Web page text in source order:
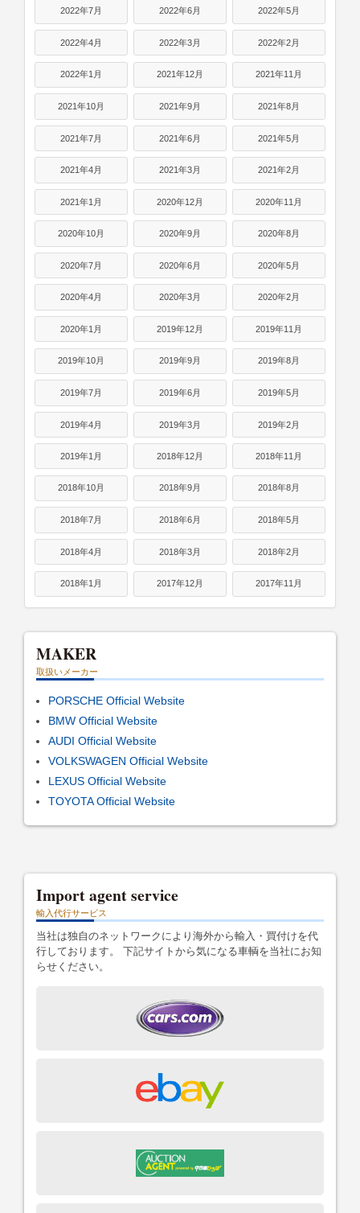
2022年7月 2022年6月 2022年5月
2022年4月 2022年3月 2022年2月
2022年1月 2021年12月 2021年11月
2021年10月 2021年9月 2021年8月
2021年7月 2021年6月 2021年5月
2021年4月 2021年3月 2021年2月
2021年1月 2020年12月 2020年11月
2020年10月 2020年9月 2020年8月
2020年7月 2020年6月 2020年5月
2020年4月 2020年3月 2020年2月
2020年1月 2019年12月 2019年11月
2019年10月 2019年9月 2019年8月
2019年7月 2019年6月 2019年5月
2019年4月 2019年3月 2019年2月
2019年1月 2018年12月 2018年11月
2018年10月 2018年9月 2018年8月
2018年7月 2018年6月 2018年5月
2018年4月 2018年3月 2018年2月
2018年1月 2017年12月 2017年11月
MAKER
取扱いメーカー
PORSCHE Official Website
BMW Official Website
AUDI Official Website
VOLKSWAGEN Official Website
LEXUS Official Website
TOYOTA Official Website
Import agent service
輸入代行サービス
当社は独自のネットワークにより海外から輸入・買付けを代
行しております。 下記サイトから気になる車輌を当社にお知
らせください。